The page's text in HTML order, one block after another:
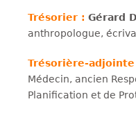
Trésorier : Gérard
anthropologue,
Trésorière-adjointe
Médecin, ancien
Planification et de